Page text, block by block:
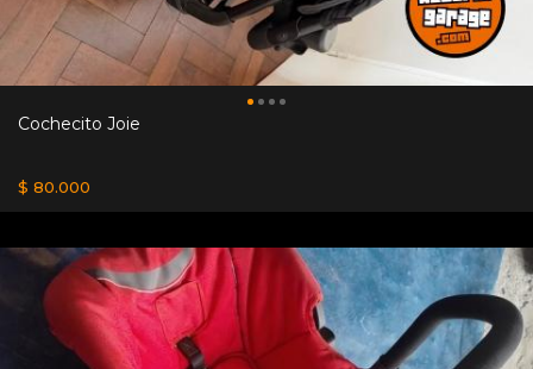
Cochecito Joie
$ 80.000